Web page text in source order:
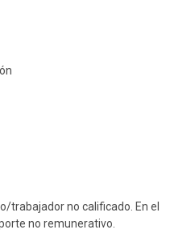
trabajador no calificado. En el
no remunerativo.